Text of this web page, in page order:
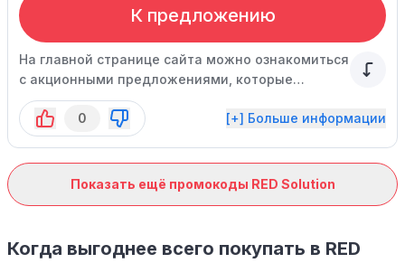
К предложению
На главной странице сайта можно ознакомиться
с акционными предложениями, которые
действуют на покупку бытовых приборов.
0
[+] Больше информации
Показать ещё промокоды RED Solution
Когда выгоднее всего покупать в RED